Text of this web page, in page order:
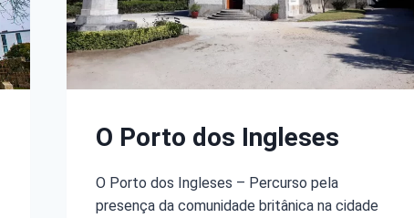
O Porto dos Ingleses
O Porto dos Ingleses – Percurso pela
presença da comunidade britânica na cidade